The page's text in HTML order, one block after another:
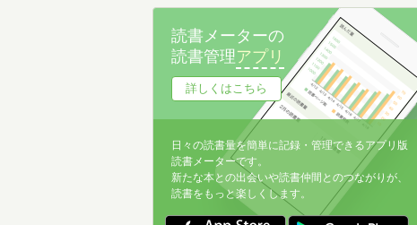
読書メーターの
読書管理アプリ
詳しくはこちら
日々の読書量を簡単に記録・管理できるアプリ版
読書メーターです。
新たな本との出会いや読書仲間とのつながりが、
読書をもっと楽しくします。